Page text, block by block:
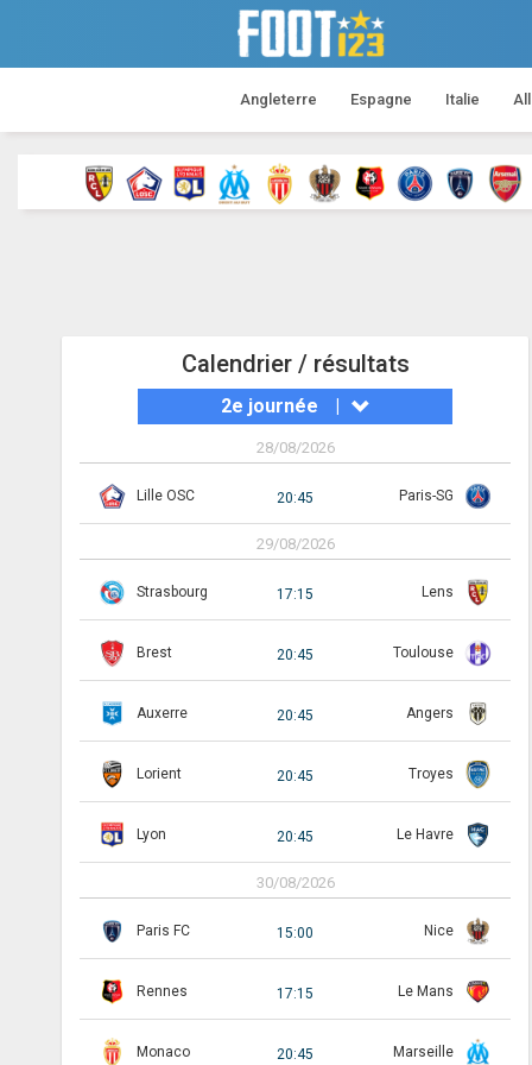
Angleterre Espagne Italie
Calendrier / résultats
2e journée |
28/08/2026
Lille OSC 20:45 Paris-SG
29/08/2026
Strasbourg 17:15 Lens
Brest 20:45 Toulouse
Auxerre 20:45 Angers
Lorient 20:45 Troyes
Lyon 20:45 Le Havre
30/08/2026
Paris FC 15:00 Nice
Rennes 17:15 Le Mans
Monaco 20:45 Marseille